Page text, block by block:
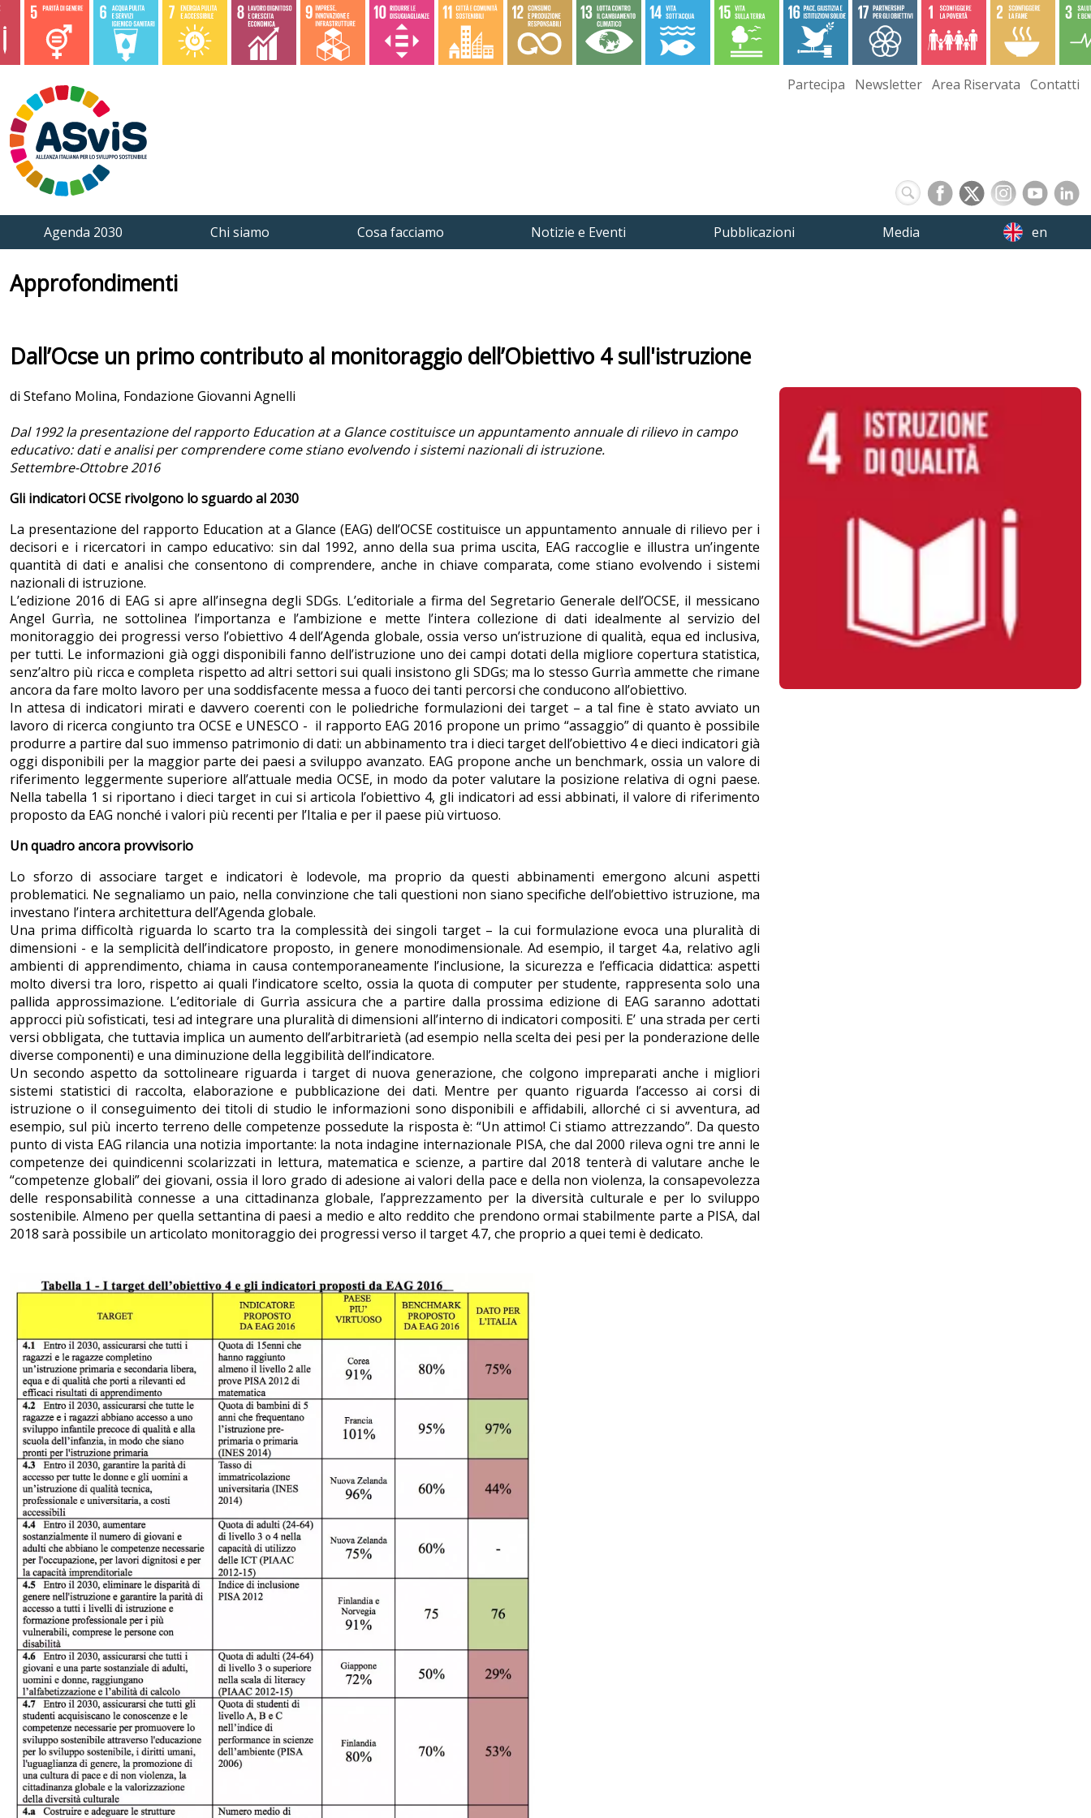
Partecipa Newsletter Area Riservata Contatti
Agenda 2030 Chi siamo Cosa facciamo Notizie e Eventi Pubblicazioni Media en
Approfondimenti
Dall’Ocse un primo contributo al monitoraggio dell’Obiettivo 4 sull'istruzione
di Stefano Molina, Fondazione Giovanni Agnelli
Dal 1992 la presentazione del rapporto Education at a Glance costituisce un appuntamento annuale di rilievo in campo
educativo: dati e analisi per comprendere come stiano evolvendo i sistemi nazionali di istruzione.
Settembre-Ottobre 2016
Gli indicatori OCSE rivolgono lo sguardo al 2030
La presentazione del rapporto Education at a Glance (EAG) dell’OCSE costituisce un appuntamento annuale di rilievo per i
decisori e i ricercatori in campo educativo: sin dal 1992, anno della sua prima uscita, EAG raccoglie e illustra un’ingente
quantità di dati e analisi che consentono di comprendere, anche in chiave comparata, come stiano evolvendo i sistemi
nazionali di istruzione.
L’edizione 2016 di EAG si apre all’insegna degli SDGs. L’editoriale a firma del Segretario Generale dell’OCSE, il messicano
Angel Gurrìa, ne sottolinea l’importanza e l’ambizione e mette l’intera collezione di dati idealmente al servizio del
monitoraggio dei progressi verso l’obiettivo 4 dell’Agenda globale, ossia verso un’istruzione di qualità, equa ed inclusiva,
per tutti. Le informazioni già oggi disponibili fanno dell’istruzione uno dei campi dotati della migliore copertura statistica,
senz’altro più ricca e completa rispetto ad altri settori sui quali insistono gli SDGs; ma lo stesso Gurrìa ammette che rimane
ancora da fare molto lavoro per una soddisfacente messa a fuoco dei tanti percorsi che conducono all’obiettivo.
In attesa di indicatori mirati e davvero coerenti con le poliedriche formulazioni dei target – a tal fine è stato avviato un
lavoro di ricerca congiunto tra OCSE e UNESCO - il rapporto EAG 2016 propone un primo “assaggio” di quanto è possibile
produrre a partire dal suo immenso patrimonio di dati: un abbinamento tra i dieci target dell’obiettivo 4 e dieci indicatori già
oggi disponibili per la maggior parte dei paesi a sviluppo avanzato. EAG propone anche un benchmark, ossia un valore di
riferimento leggermente superiore all’attuale media OCSE, in modo da poter valutare la posizione relativa di ogni paese.
Nella tabella 1 si riportano i dieci target in cui si articola l’obiettivo 4, gli indicatori ad essi abbinati, il valore di riferimento
proposto da EAG nonché i valori più recenti per l’Italia e per il paese più virtuoso.
Un quadro ancora provvisorio
Lo sforzo di associare target e indicatori è lodevole, ma proprio da questi abbinamenti emergono alcuni aspetti
problematici. Ne segnaliamo un paio, nella convinzione che tali questioni non siano specifiche dell’obiettivo istruzione, ma
investano l’intera architettura dell’Agenda globale.
Una prima difficoltà riguarda lo scarto tra la complessità dei singoli target – la cui formulazione evoca una pluralità di
dimensioni - e la semplicità dell’indicatore proposto, in genere monodimensionale. Ad esempio, il target 4.a, relativo agli
ambienti di apprendimento, chiama in causa contemporaneamente l’inclusione, la sicurezza e l’efficacia didattica: aspetti
molto diversi tra loro, rispetto ai quali l’indicatore scelto, ossia la quota di computer per studente, rappresenta solo una
pallida approssimazione. L’editoriale di Gurrìa assicura che a partire dalla prossima edizione di EAG saranno adottati
approcci più sofisticati, tesi ad integrare una pluralità di dimensioni all’interno di indicatori compositi. E’ una strada per certi
versi obbligata, che tuttavia implica un aumento dell’arbitrarietà (ad esempio nella scelta dei pesi per la ponderazione delle
diverse componenti) e una diminuzione della leggibilità dell’indicatore.
Un secondo aspetto da sottolineare riguarda i target di nuova generazione, che colgono impreparati anche i migliori
sistemi statistici di raccolta, elaborazione e pubblicazione dei dati. Mentre per quanto riguarda l’accesso ai corsi di
istruzione o il conseguimento dei titoli di studio le informazioni sono disponibili e affidabili, allorché ci si avventura, ad
esempio, sul più incerto terreno delle competenze possedute la risposta è: “Un attimo! Ci stiamo attrezzando”. Da questo
punto di vista EAG rilancia una notizia importante: la nota indagine internazionale PISA, che dal 2000 rileva ogni tre anni le
competenze dei quindicenni scolarizzati in lettura, matematica e scienze, a partire dal 2018 tenterà di valutare anche le
“competenze globali” dei giovani, ossia il loro grado di adesione ai valori della pace e della non violenza, la consapevolezza
delle responsabilità connesse a una cittadinanza globale, l’apprezzamento per la diversità culturale e per lo sviluppo
sostenibile. Almeno per quella settantina di paesi a medio e alto reddito che prendono ormai stabilmente parte a PISA, dal
2018 sarà possibile un articolato monitoraggio dei progressi verso il target 4.7, che proprio a quei temi è dedicato.